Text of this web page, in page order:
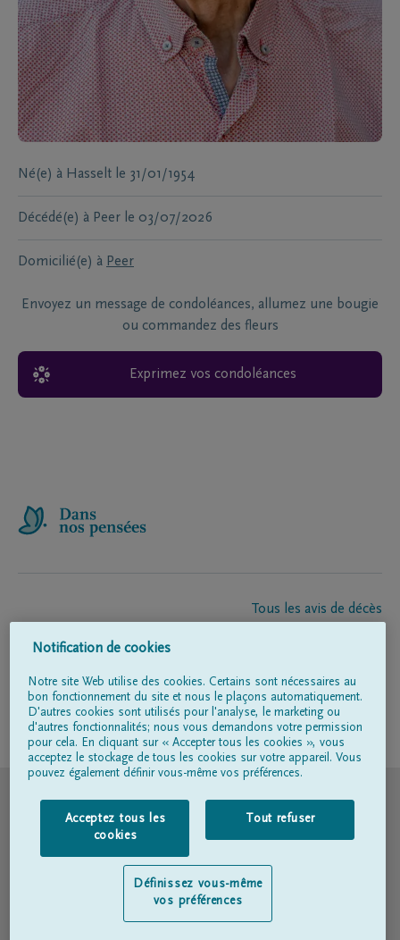
Né(e) à Hasselt le 31/01/1954
Décédé(e) à Peer le 03/07/2026
Domicilié(e) à Peer
Envoyez un message de condoléances, allumez une bougie
ou commandez des fleurs
Exprimez vos condoléances
Tous les avis de décès
Entrepreneur de pompes funèbres
Suivez-nous sur
Conditions d'utilisation
Déclaration relative à la vie privée
Déclaration d’accessibilité
Notification de cookies
Notre site Web utilise des cookies. Certains sont nécessaires au
bon fonctionnement du site et nous le plaçons automatiquement.
D'autres cookies sont utilisés pour l'analyse, le marketing ou
d'autres fonctionnalités; nous vous demandons votre permission
pour cela. En cliquant sur « Accepter tous les cookies », vous
acceptez le stockage de tous les cookies sur votre appareil. Vous
pouvez également définir vous-même vos préférences.
Acceptez tous les
cookies
Tout refuser
Définissez vous-même
vos préférences